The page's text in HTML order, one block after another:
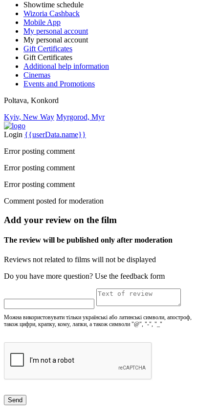
Showtime schedule
Wizoria Cashback
Mobile App
My personal account
My personal account
Gift Certificates
Gift Certificates
Additional help information
Cinemas
Events and Promotions
Poltava, Konkord
Kyiv, New Way Myrgorod, Myr
Login {{userData.name}}
Error posting comment
Error posting comment
Error posting comment
Comment posted for moderation
Add your review on the film
The review will be published only after moderation
Reviews not related to films will not be displayed
Do you have more question? Use the feedback form
Можна використовувати тільки українські або латинські символи, апостроф,
також цифри, крапку, кому, лапки, а також символи "@", "-", "_"